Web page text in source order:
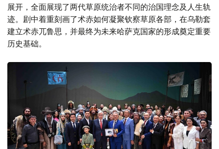
展开，全面展现了两代草原统治者不同的治国理念及人生轨
迹。剧中着重刻画了术赤如何凝聚钦察草原各部，在乌勒套
建立术赤兀鲁思，并最终为未来哈萨克国家的形成奠定重要
历史基础。